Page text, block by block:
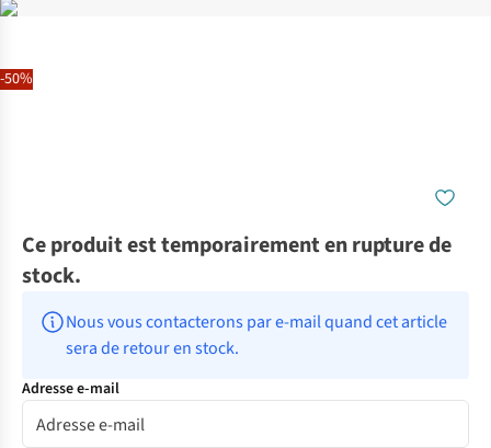
-50%
Ce produit est temporairement en rupture de
stock.
Nous vous contacterons par e-mail quand cet article
sera de retour en stock.
Adresse e-mail